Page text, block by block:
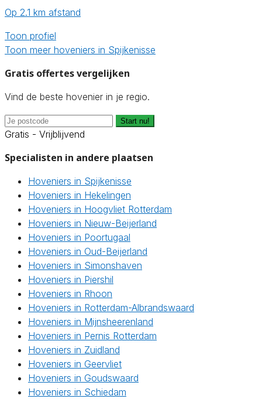
Op 2.1 km afstand
Toon profiel
Toon meer hoveniers in Spijkenisse
Gratis offertes vergelijken
Vind de beste hovenier in je regio.
Start nu!
Gratis - Vrijblijvend
Specialisten in andere plaatsen
Hoveniers in Spijkenisse
Hoveniers in Hekelingen
Hoveniers in Hoogvliet Rotterdam
Hoveniers in Nieuw-Beijerland
Hoveniers in Poortugaal
Hoveniers in Oud-Beijerland
Hoveniers in Simonshaven
Hoveniers in Piershil
Hoveniers in Rhoon
Hoveniers in Rotterdam-Albrandswaard
Hoveniers in Mijnsheerenland
Hoveniers in Pernis Rotterdam
Hoveniers in Zuidland
Hoveniers in Geervliet
Hoveniers in Goudswaard
Hoveniers in Schiedam